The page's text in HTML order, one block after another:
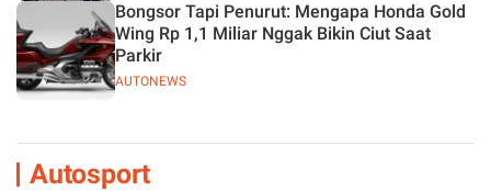
AUTONEWS
Bongsor Tapi Penurut: Mengapa Honda Gold
Wing Rp 1,1 Miliar Nggak Bikin Ciut Saat
Parkir
Autosport